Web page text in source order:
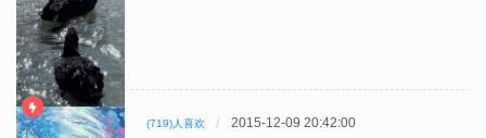
(719)人喜欢 2015-12-09 20:42:00